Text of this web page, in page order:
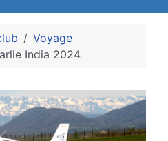
Voyage
India 2024